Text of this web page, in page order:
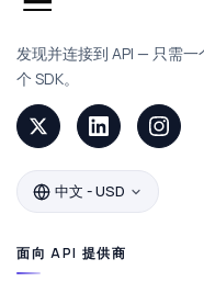
发现并连接到 API — 只需
个 SDK。
中文 - USD
面向 API 提供商